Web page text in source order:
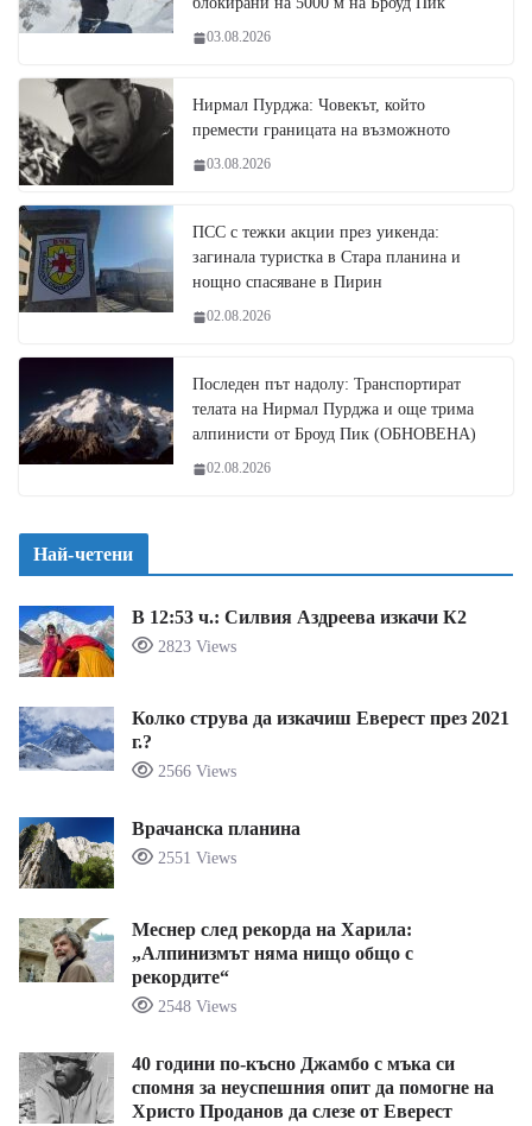
03.08.2026
Нирмал Пурджа: Човекът, който
премести границата на възможното
03.08.2026
ПСС с тежки акции през уикенда:
загинала туристка в Стара планина и
нощно спасяване в Пирин
02.08.2026
Последен път надолу: Транспортират
телата на Нирмал Пурджа и още трима
алпинисти от Броуд Пик (ОБНОВЕНА)
02.08.2026
Най-четени
В 12:53 ч.: Силвия Аздреева изкачи К2
2823 Views
Колко струва да изкачиш Еверест през 2021
г.?
2566 Views
Врачанска планина
2551 Views
Меснер след рекорда на Харила:
„Алпинизмът няма нищо общо с
рекордите“
2548 Views
40 години по-късно Джамбо с мъка си
спомня за неуспешния опит да помогне на
Христо Проданов да слезе от Еверест